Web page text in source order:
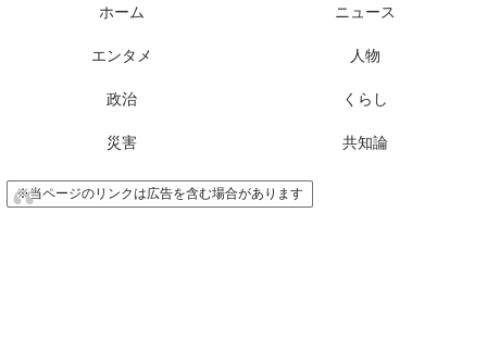
ホーム ニュース
エンタメ 人物
政治 くらし
災害 共知論
※当ページのリンクは広告を含む場合があります